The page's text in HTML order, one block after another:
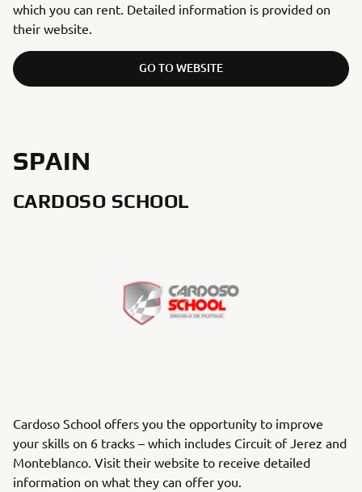
which you can rent. Detailed information is provided on
their website.
GO TO WEBSITE
SPAIN
CARDOSO SCHOOL
Cardoso School offers you the opportunity to improve
your skills on 6 tracks – which includes Circuit of Jerez and
Monteblanco. Visit their website to receive detailed
information on what they can offer you.